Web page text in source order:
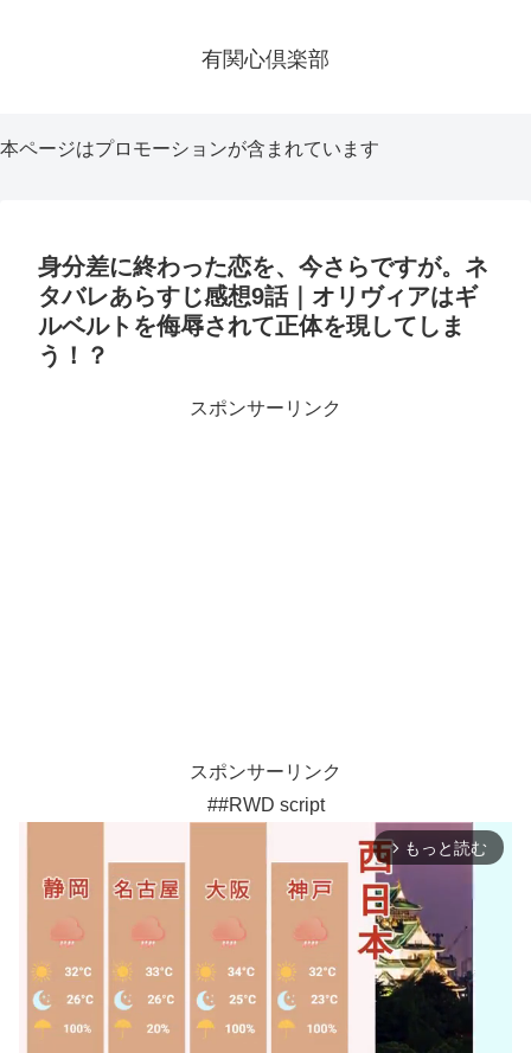
有関心倶楽部
本ページはプロモーションが含まれています
身分差に終わった恋を、今さらですが。ネ
タバレあらすじ感想9話｜オリヴィアはギ
ルベルトを侮辱されて正体を現してしま
う！？
スポンサーリンク
スポンサーリンク
##RWD script
arrow_forward_ios もっと読む